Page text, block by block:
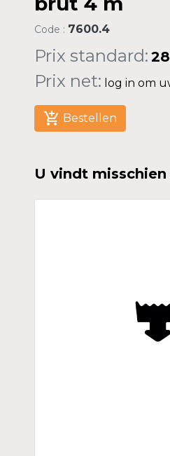
Code : 7600.4
Prix standard:
Prix net: log in om
add_shopping_cart Bestellen
U vindt